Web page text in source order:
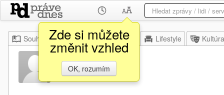
Zde si můžete
změnit vzhled
OK, rozumím
Souhrn Moje Z domova Lifestyle Kultúra
Token Ai